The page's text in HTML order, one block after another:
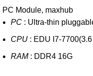
PC Module, maxhub
PC : Ultra-thin
CPU : EDU I7-
RAM: DDR4 16G